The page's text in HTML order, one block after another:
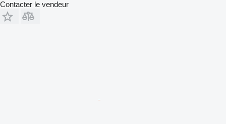
Contacter le vendeur